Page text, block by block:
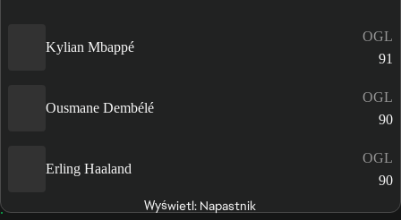
Kylian Mbappé
OGL
91
Ousmane Dembélé
OGL
90
Erling Haaland
OGL
90
Wyświetl: Napastnik